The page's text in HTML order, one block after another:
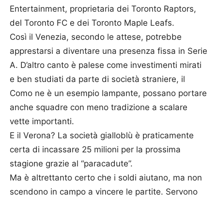
Entertainment, proprietaria dei Toronto Raptors,
del Toronto FC e dei Toronto Maple Leafs.
Così il Venezia, secondo le attese, potrebbe
apprestarsi a diventare una presenza fissa in Serie
A. D’altro canto è palese come investimenti mirati
e ben studiati da parte di società straniere, il
Como ne è un esempio lampante, possano portare
anche squadre con meno tradizione a scalare
vette importanti.
E il Verona? La società gialloblù è praticamente
certa di incassare 25 milioni per la prossima
stagione grazie al “paracadute”.
Ma è altrettanto certo che i soldi aiutano, ma non
scendono in campo a vincere le partite. Servono